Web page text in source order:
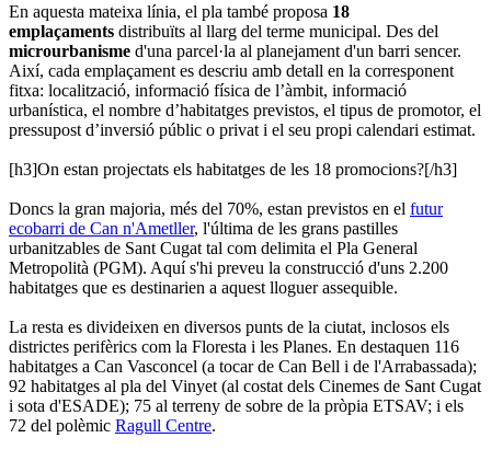
En aquesta mateixa línia, el pla també proposa 18
emplaçaments distribuïts al llarg del terme municipal. Des del
microurbanisme d'una parcel·la al planejament d'un barri sencer.
Així, cada emplaçament es descriu amb detall en la corresponent
fitxa: localització, informació física de l’àmbit, informació
urbanística, el nombre d’habitatges previstos, el tipus de promotor, el
pressupost d’inversió públic o privat i el seu propi calendari estimat.
[h3]On estan projectats els habitatges de les 18 promocions?[/h3]
Doncs la gran majoria, més del 70%, estan previstos en el futur
ecobarri de Can n'Ametller, l'última de les grans pastilles
urbanitzables de Sant Cugat tal com delimita el Pla General
Metropolità (PGM). Aquí s'hi preveu la construcció d'uns 2.200
habitatges que es destinarien a aquest lloguer assequible.
La resta es divideixen en diversos punts de la ciutat, inclosos els
districtes perifèrics com la Floresta i les Planes. En destaquen 116
habitatges a Can Vasconcel (a tocar de Can Bell i de l'Arrabassada);
92 habitatges al pla del Vinyet (al costat dels Cinemes de Sant Cugat
i sota d'ESADE); 75 al terreny de sobre de la pròpia ETSAV; i els
72 del polèmic Ragull Centre.